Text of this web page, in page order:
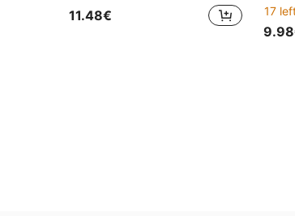
11.48€
17